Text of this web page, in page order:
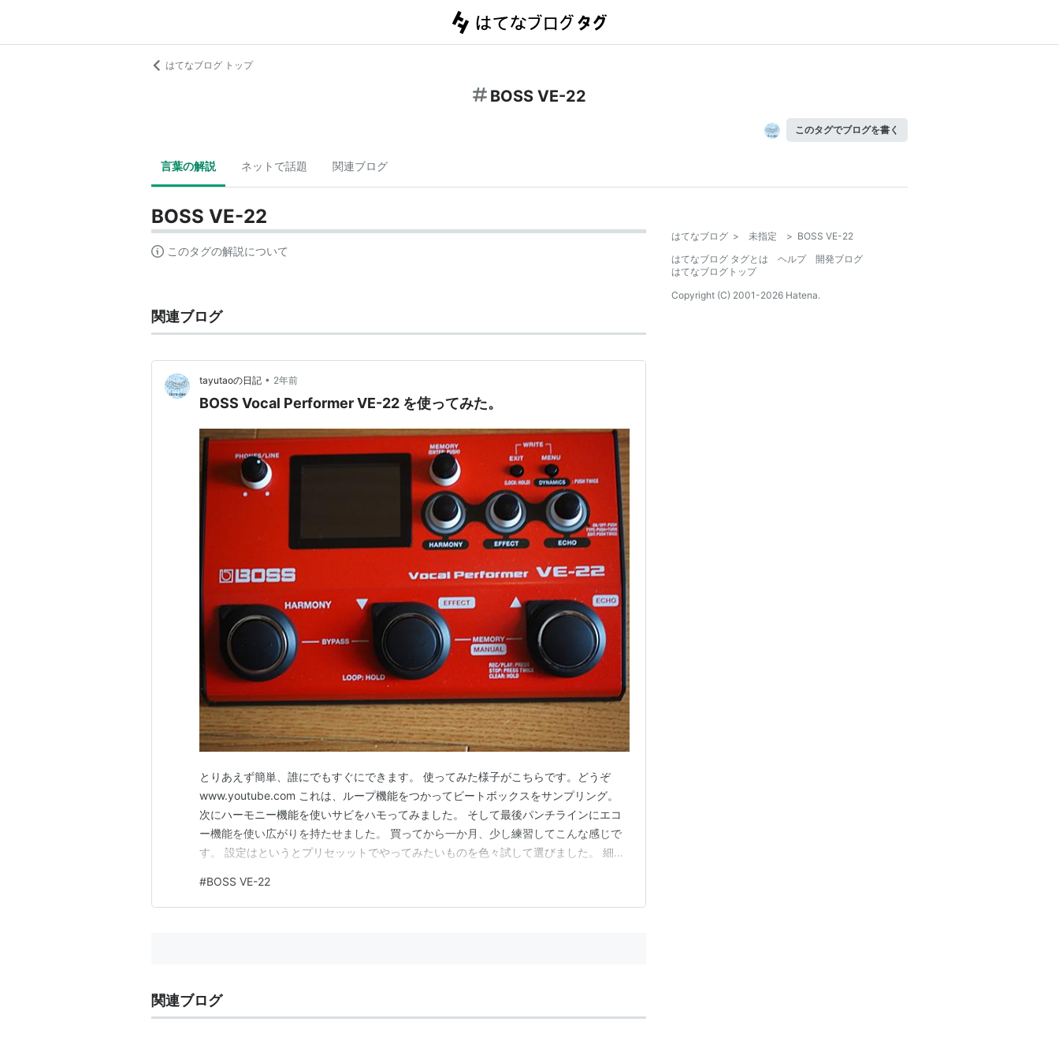
はてなブログ トップ
BOSS VE-22
このタグでブログを書く
言葉の解説 ネットで話題 関連ブログ
BOSS VE-22
このタグの解説について
関連ブログ
tayutaoの日記 • 2年前
BOSS Vocal Performer VE-22 を使ってみた。
とりあえず簡単、誰にでもすぐにできます。 使ってみた様子がこちらです。どうぞ
www.youtube.com これは、ループ機能をつかってビートボックスをサンプリング。
次にハーモニー機能を使いサビをハモってみました。 そして最後パンチラインにエコ
ー機能を使い広がりを持たせました。 買ってから一か月、少し練習してこんな感じで
す。 設定はというとプリセッットでやってみたいものを色々試して選びました。 細か
た。 そして、名前を変えて記憶して終了。 後はボタンを押したり、押しっぱなしにし
たりします。 動画では最後ボタンを押…
#BOSS VE-22
関連ブログ
はてなブログ > 未指定 > BOSS VE-22
はてなブログ タグとは
ヘルプ
開発ブログ
はてなブログトップ
Copyright (C) 2001-2026 Hatena.